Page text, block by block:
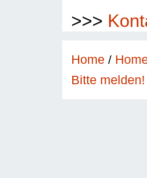
>>>
Home /
Bitte melden!